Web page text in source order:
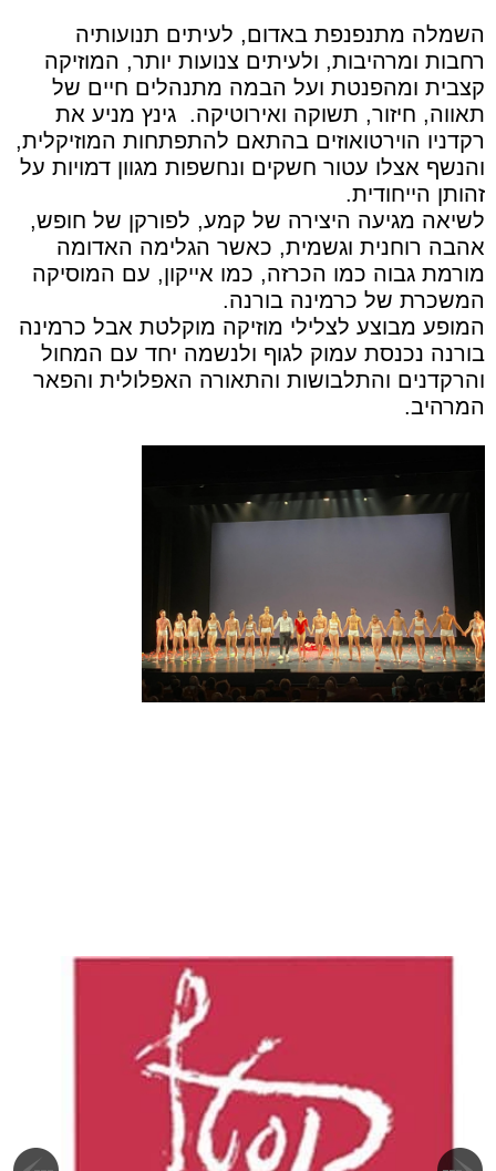
השמלה מתנפנפת באדום, לעיתים תנועותיה
רחבות ומרהיבות, ולעיתים צנועות יותר, המוזיקה
קצבית ומהפנטת ועל הבמה מתנהלים חיים של
תאווה, חיזור, תשוקה ואירוטיקה. גינץ מניע את
רקדניו הוירטואוזים בהתאם להתפתחות המוזיקלית,
והנשף אצלו עטור חשקים ונחשפות מגוון דמויות על
זהותן הייחודית.
לשיאה מגיעה היצירה של קמע, לפורקן של חופש,
אהבה רוחנית וגשמית, כאשר הגלימה האדומה
מורמת גבוה כמו הכרזה, כמו אייקון, עם המוסיקה
המשכרת של כרמינה בורנה.
המופע מבוצע לצלילי מוזיקה מוקלטת אבל כרמינה
בורנה נכנסת עמוק לגוף ולנשמה יחד עם המחול
והרקדנים והתלבושות והתאורה האפלולית והפאר
המרהיב.